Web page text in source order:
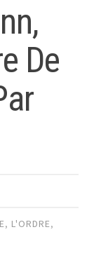
De
, L'ORDRE,